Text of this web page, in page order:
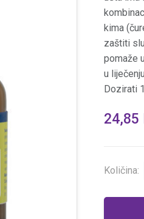
kima
zaštiti
pomaže
u
Dozirati
24,85
Količina: